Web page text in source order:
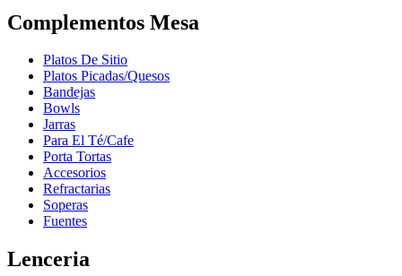
Complementos Mesa
Platos De Sitio
Platos Picadas/Quesos
Bandejas
Bowls
Jarras
Para El Té/Cafe
Porta Tortas
Accesorios
Refractarias
Soperas
Fuentes
Lenceria